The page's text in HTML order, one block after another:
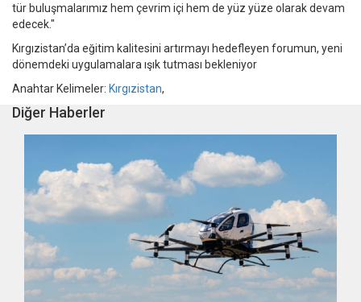
tür buluşmalarımız hem çevrim içi hem de yüz yüze olarak devam
edecek."
Kırgızistan’da eğitim kalitesini artırmayı hedefleyen forumun, yeni
dönemdeki uygulamalara ışık tutması bekleniyor
Anahtar Kelimeler: Kırgızistan,
Diğer Haberler